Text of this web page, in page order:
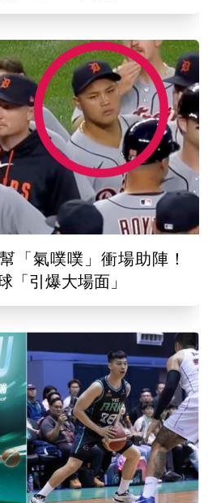
「氣噗噗」衝場助陣！
「引爆大場面」